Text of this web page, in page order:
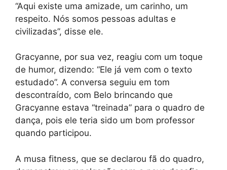
“Aqui existe uma amizade, um carinho, um
respeito. Nós somos pessoas adultas e
civilizadas”, disse ele.
Gracyanne, por sua vez, reagiu com um toque
de humor, dizendo: “Ele já vem com o texto
estudado”. A conversa seguiu em tom
descontraído, com Belo brincando que
Gracyanne estava “treinada” para o quadro de
dança, pois ele teria sido um bom professor
quando participou.
A musa fitness, que se declarou fã do quadro,